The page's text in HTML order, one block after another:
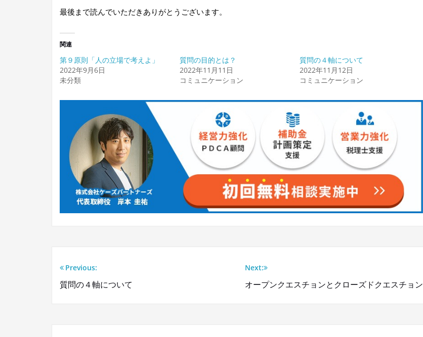
最後まで読んでいただきありがとうございます。
関連
第９原則「人の立場で考えよ」
2022年9月6日
未分類
質問の目的とは？
2022年11月11日
コミュニケーション
質問の４軸について
2022年11月12日
コミュニケーション
投
Previous:
質問の４軸について
Next:
オープンクエスチョンとクローズドクエスチョン